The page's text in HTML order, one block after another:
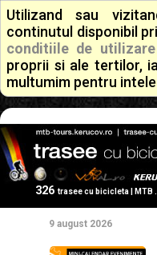
Utilizand sau
continutul disponibil
conditiile de utilizare
proprii si ale tertilor,
multumim pentru
326 trasee cu bicicleta | MTB .
9 august 2026